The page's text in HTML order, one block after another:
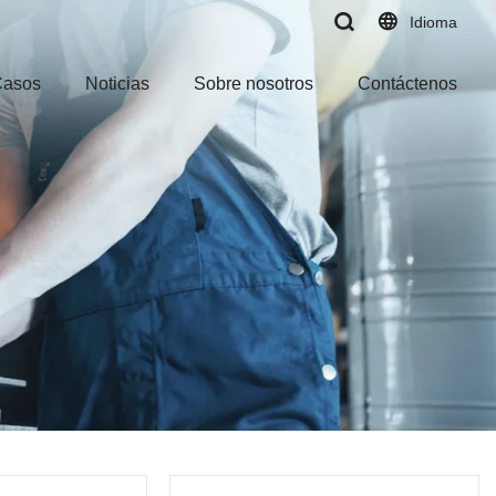
Idioma
Noticias Sobre nosotros Contáctenos